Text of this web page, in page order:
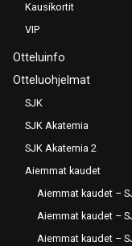
Kausikortit
VIP
Otteluinfo
Otteluohjelmat
SJK
SJK Akatemia
SJK Akatemia 2
Aiemmat kaudet
Aiemmat kaudet –
Aiemmat kaudet –
Aiemmat kaudet –